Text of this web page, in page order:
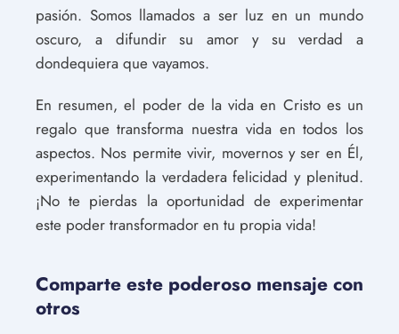
pasión. Somos llamados a ser luz en un mundo
oscuro, a difundir su amor y su verdad a
dondequiera que vayamos.
En resumen, el poder de la vida en Cristo es un
regalo que transforma nuestra vida en todos los
aspectos. Nos permite vivir, movernos y ser en Él,
experimentando la verdadera felicidad y plenitud.
¡No te pierdas la oportunidad de experimentar
este poder transformador en tu propia vida!
Comparte este poderoso mensaje con
otros